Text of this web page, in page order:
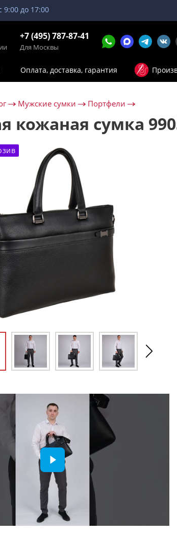
9:00 до 17:00
+7 (495) 787-87-41
Для Москвы
Оплата, доставка, гарантия
Мужские сумки Портфели
кожаная сумка